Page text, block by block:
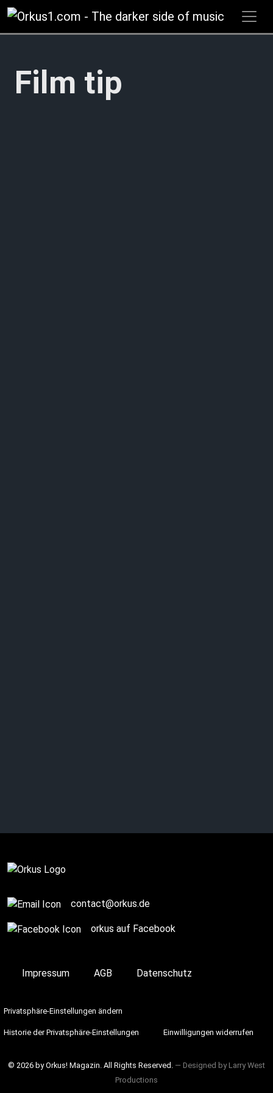
Zum
Inhalt
springen
Film tip
Blu-rays to win!
contact@orkus.de
orkus auf Facebook
Impressum AGB Datenschutz
Privatsphäre-Einstellungen ändern
Historie der Privatsphäre-Einstellungen Einwilligungen widerrufen
© 2026 by Orkus! Magazin. All Rights Reserved. ― Designed by Larry West
Productions